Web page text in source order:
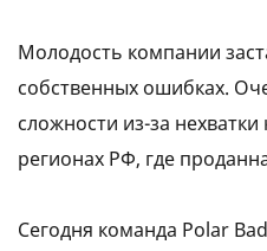
Молодость компании
собственных ошибках.
сложности из-за
регионах РФ, где
Сегодня команда Polar